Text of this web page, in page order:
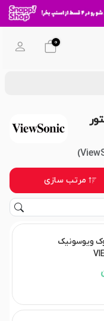
0
مرتب سازی
ویوسونیک